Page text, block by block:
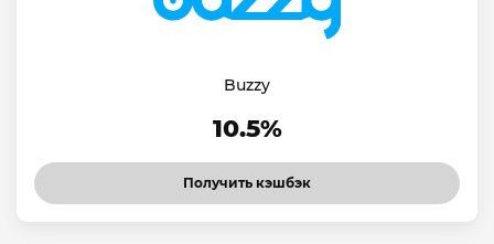
Buzzy
10.5%
Получить кэшбэк